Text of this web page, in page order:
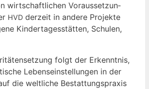
wirt­schaft­li­chen Vor­aus­set­zun­
HVD der­zeit in ande­re Pro­jek­te
Kin­der­ta­ges­stät­ten, Schu­len,
folgt der Erkennt­nis,
Lebens­ein­stel­lun­gen in der
die welt­li­che Bestat­tungs­pra­xis